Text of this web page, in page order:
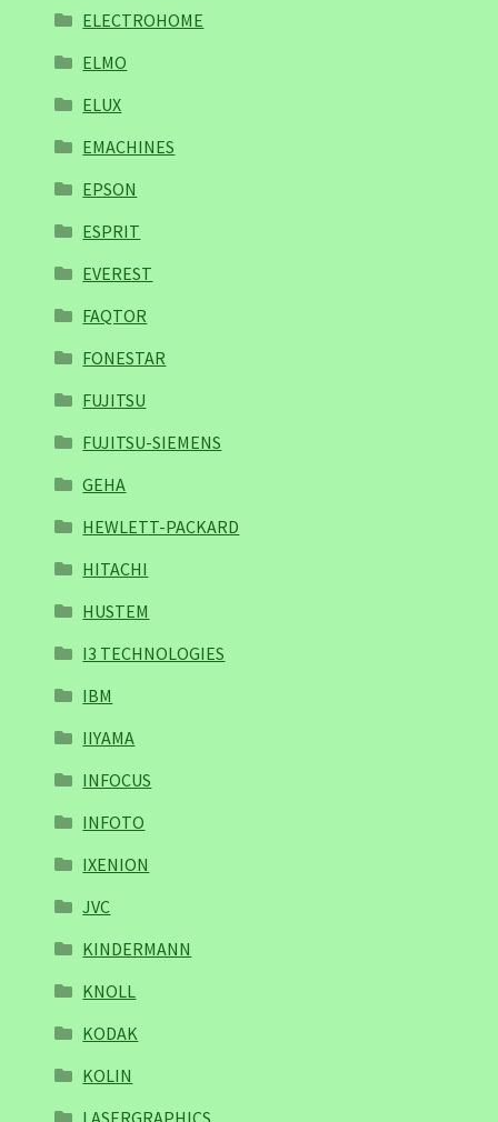
ELECTROHOME
ELMO
ELUX
EMACHINES
EPSON
ESPRIT
EVEREST
FAQTOR
FONESTAR
FUJITSU
FUJITSU-SIEMENS
GEHA
HEWLETT-PACKARD
HITACHI
HUSTEM
I3 TECHNOLOGIES
IBM
IIYAMA
INFOCUS
INFOTO
IXENION
JVC
KINDERMANN
KNOLL
KODAK
KOLIN